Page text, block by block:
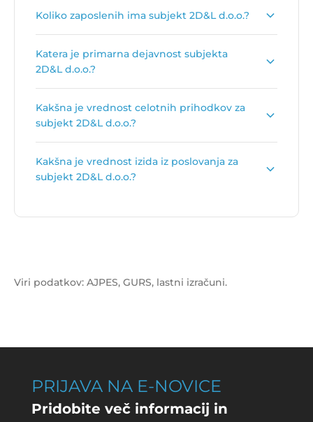
Koliko zaposlenih ima subjekt 2D&L d.o.o.?
Katera je primarna dejavnost subjekta
2D&L d.o.o.?
Cestni tovorni prevoz.
Kakšna je vrednost celotnih prihodkov za
subjekt 2D&L d.o.o.?
d.o.o. je89.664 €.
Kakšna je vrednost izida iz poslovanja za
subjekt 2D&L d.o.o.?
je8.040 €.
Viri podatkov: AJPES, GURS, lastni izračuni.
PRIJAVA NA E-NOVICE
Pridobite več informacij in